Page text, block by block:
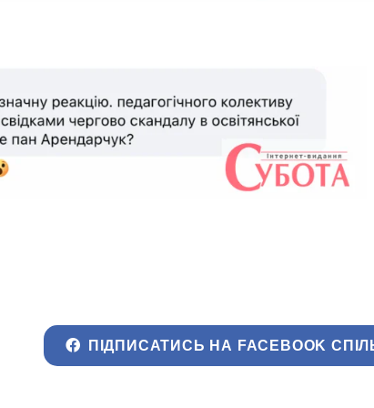
ПІДПИСАТИСЬ НА FACEBOOK